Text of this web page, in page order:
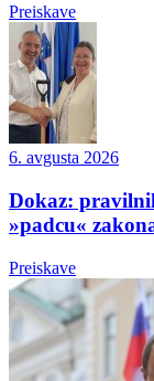
Preiskave
6. avgusta 2026
Dokaz:
»padcu«
Preiskave